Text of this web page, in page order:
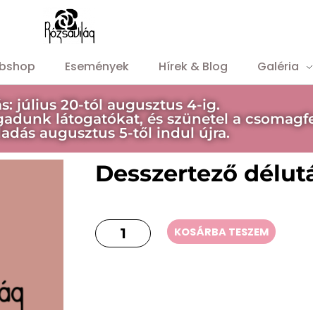
Események Hírek & Blog Galéria
július 20-tól augusztus 4-ig.
látogatókat, és szünetel a
augusztus 5-től indul újra.
Desszertező
KOSÁRBA TESZEM